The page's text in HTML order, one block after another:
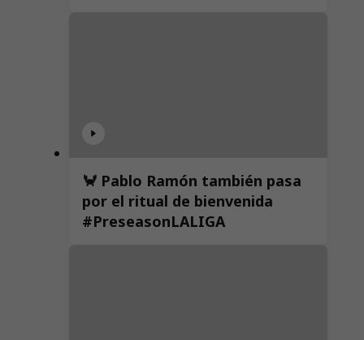
🦀 Pablo Ramón también pasa
por el ritual de bienvenida
#PreseasonLALIGA